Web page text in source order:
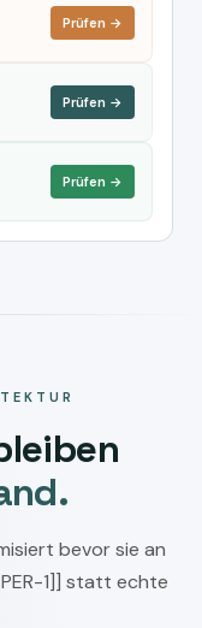
Prüfen →
Prüfen →
Prüfen →
bevor sie an
1]] statt echte